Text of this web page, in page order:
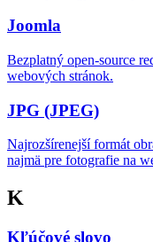
Joomla
Bezplatný open-source
webových stránok.
JPG (JPEG)
Najrozšírenejší formát
najmä pre fotografie na
K
Kľúčové slovo